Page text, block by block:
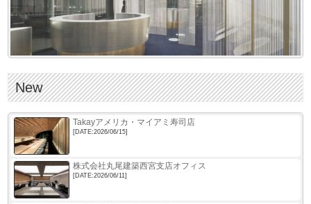
New
Takayアメリカ・マイアミ寿司店
[DATE:2026/06/15]
株式会社丸尾建築西宮支店オフィス
[DATE:2026/06/11]